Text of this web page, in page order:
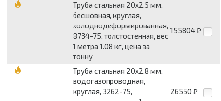
Труба стальная 20x2.5 мм,
бесшовная, круглая,
холоднодеформированная,
8734-75, толстостенная, вес
1 метра 1.08 кг, цена за
тонну
155804 ₽
Труба стальная 20x2.8 мм,
водогазопроводная,
круглая, 3262-75,
26550 ₽